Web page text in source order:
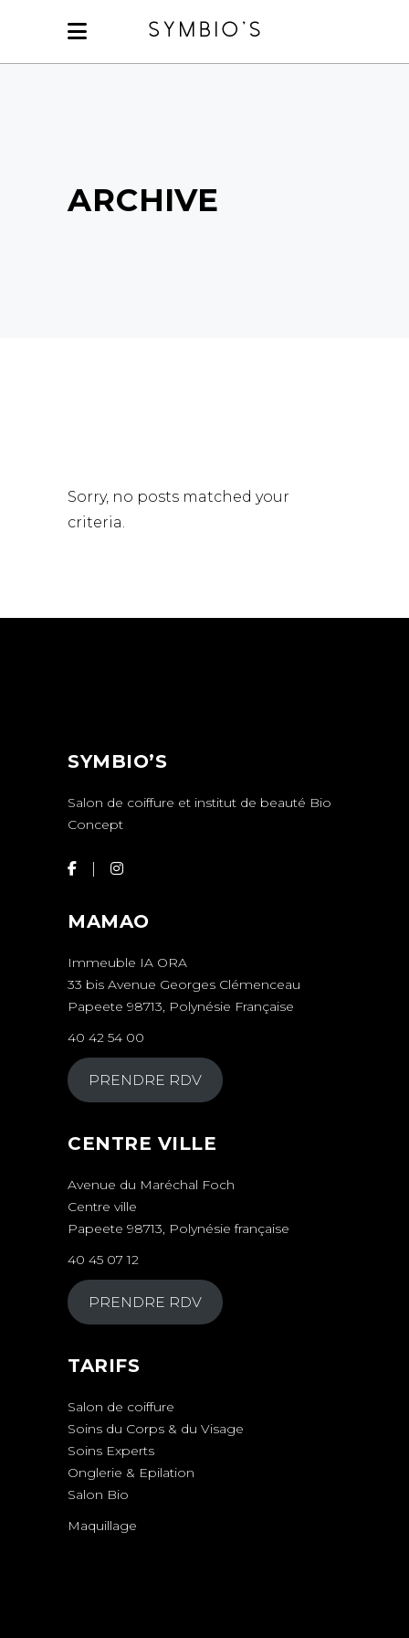
ARCHIVE
Sorry, no posts matched your
criteria.
SYMBIO’S
Salon de coiffure et institut de beauté Bio
Concept
MAMAO
Immeuble IA ORA
33 bis Avenue Georges Clémenceau
Papeete 98713, Polynésie Française
40 42 54 00
PRENDRE RDV
CENTRE VILLE
Avenue du Maréchal Foch
Centre ville
Papeete 98713, Polynésie française
40 45 07 12
PRENDRE RDV
TARIFS
Salon de coiffure
Soins du Corps & du Visage
Soins Experts
Onglerie & Epilation
Salon Bio
Maquillage